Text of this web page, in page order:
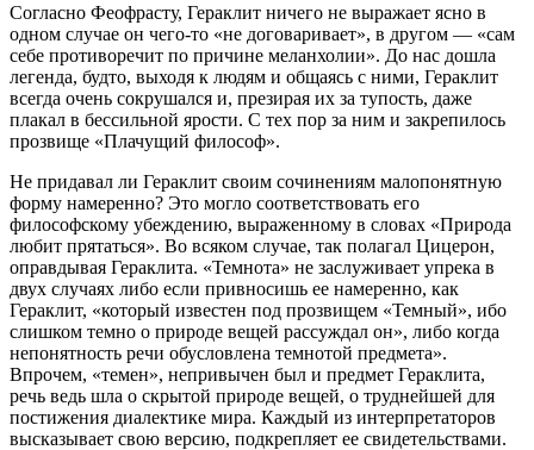
Согласно Феофрасту, Гераклит ничего не выражает ясно в
одном случае он чего-то «не договаривает», в другом — «сам
себе противоречит по причине меланхолии». До нас дошла
легенда, будто, выходя к людям и общаясь с ними, Гераклит
всегда очень сокрушался и, презирая их за тупость, даже
плакал в бессильной ярости. С тех пор за ним и закрепилось
прозвище «Плачущий философ».
Не придавал ли Гераклит своим сочинениям малопонятную
форму намеренно? Это могло соответствовать его
философскому убеждению, выраженному в словах «Природа
любит прятаться». Во всяком случае, так полагал Цицерон,
оправдывая Гераклита. «Темнота» не заслуживает упрека в
двух случаях либо если привносишь ее намеренно, как
Гераклит, «который известен под прозвищем «Темный», ибо
слишком темно о природе вещей рассуждал он», либо когда
непонятность речи обусловлена темнотой предмета».
Впрочем, «темен», непривычен был и предмет Гераклита,
речь ведь шла о скрытой природе вещей, о труднейшей для
постижения диалектике мира. Каждый из интерпретаторов
высказывает свою версию, подкрепляет ее свидетельствами.